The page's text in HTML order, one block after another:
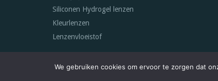
Siliconen Hydrogel lenzen
Kleurlenzen
Lenzenvloeistof
We gebruiken cookies om ervoor te zorgen dat